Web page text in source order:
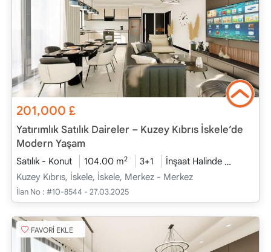
201,000£
Yatırımlık Satılık Daireler – Kuzey Kıbrıs İskele’de
Modern Yaşam
Satılık - Konut 104.00 m2 3+1 İnşaat Halinde
Kuzey Kıbrıs, İskele, İskele, Merkez - Merkez
İlan No : #10-8544 - 27.03.2025
FAVORİ EKLE